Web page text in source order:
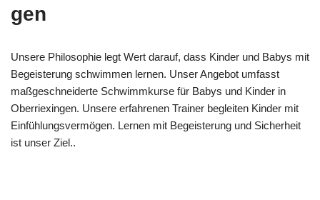
gen
Unsere Philosophie legt Wert darauf, dass Kinder und Babys mit
Begeisterung schwimmen lernen. Unser Angebot umfasst
maßgeschneiderte Schwimmkurse für Babys und Kinder in
Oberriexingen. Unsere erfahrenen Trainer begleiten Kinder mit
Einfühlungsvermögen. Lernen mit Begeisterung und Sicherheit
ist unser Ziel..